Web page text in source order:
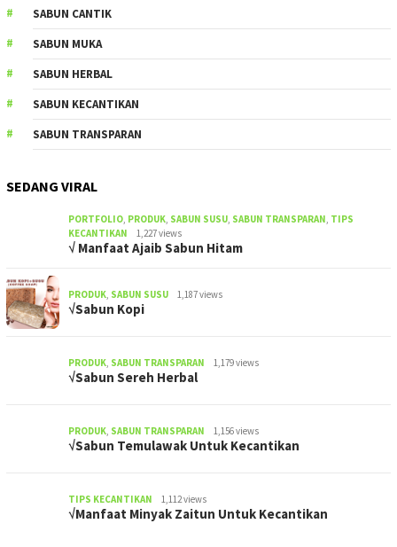
SABUN CANTIK
SABUN MUKA
SABUN HERBAL
SABUN KECANTIKAN
SABUN TRANSPARAN
SEDANG VIRAL
PORTFOLIO, PRODUK, SABUN SUSU, SABUN TRANSPARAN, TIPS
KECANTIKAN
1,227 views
√ Manfaat Ajaib Sabun Hitam
PRODUK, SABUN SUSU 1,187 views
√Sabun Kopi
PRODUK, SABUN TRANSPARAN 1,179 views
√Sabun Sereh Herbal
PRODUK, SABUN TRANSPARAN 1,156 views
√Sabun Temulawak Untuk Kecantikan
TIPS KECANTIKAN 1,112 views
√Manfaat Minyak Zaitun Untuk Kecantikan